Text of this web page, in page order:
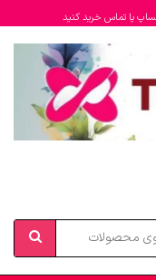
یا تماس خرید کنید